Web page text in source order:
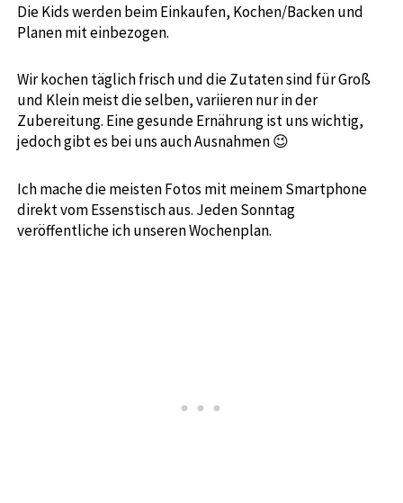
Die Kids werden beim Einkaufen, Kochen/Backen und
Planen mit einbezogen.
Wir kochen täglich frisch und die Zutaten sind für Groß
und Klein meist die selben, variieren nur in der
Zubereitung. Eine gesunde Ernährung ist uns wichtig,
jedoch gibt es bei uns auch Ausnahmen 😉
Ich mache die meisten Fotos mit meinem Smartphone
direkt vom Essenstisch aus. Jeden Sonntag
veröffentliche ich unseren Wochenplan.